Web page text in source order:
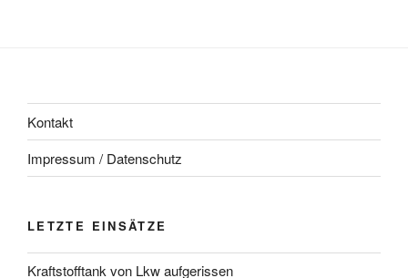
Kontakt
Impressum / Datenschutz
LETZTE EINSÄTZE
Kraftstofftank von Lkw aufgerissen